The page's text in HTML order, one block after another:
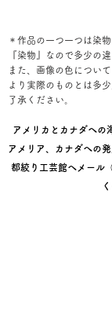
＊作品の一つ一つは染
『染物』なので多少の
また、画像の色につい
より実際のものとは多
了承ください。
アメリカとカナダへの
アメリア、カナダへの
都絞り工芸館へメール